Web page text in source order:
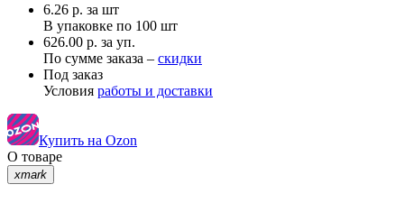
6.26 р. за шт
В упаковке по 100 шт
626.00 р. за уп.
По сумме заказа – скидки
Под заказ
Условия работы и доставки
Купить на Ozon
О товаре
xmark